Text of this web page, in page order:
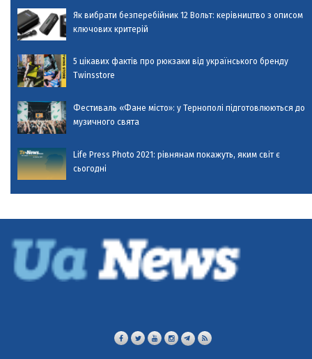
Як вибрати безперебійник 12 Вольт: керівництво з описом
ключових критерій
5 цікавих фактів про рюкзаки від українського бренду
Twinsstore
Фестиваль «Фане місто»: у Тернополі підготовлюються до
музичного свята
Life Press Photo 2021: рівнянам покажуть, яким світ є
сьогодні